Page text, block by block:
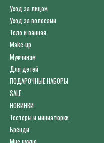
Уход за лицом
Уход за волосами
Тело и ванная
Make-up
Мужчинам
Для детей
ПОДАРОЧНЫЕ НАБОРЫ
SALE
НОВИНКИ
Тестеры и миниатюрки
Бренди